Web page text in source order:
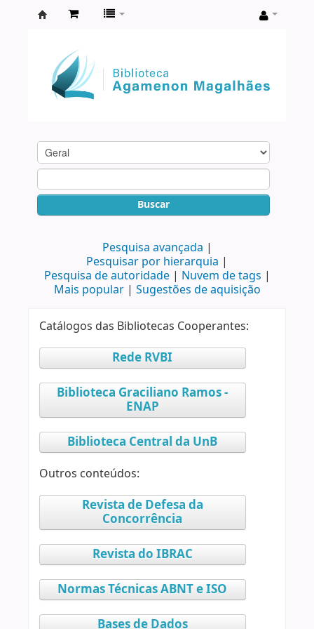
Agamenon
Magalhães
Buscar
Pesquisa avançada
Pesquisar por hierarquia
Pesquisa de autoridade
Nuvem de tags
Mais popular
Sugestões de aquisição
Catálogos das Bibliotecas Cooperantes:
Rede RVBI
Biblioteca Graciliano Ramos -
ENAP
Biblioteca Central da UnB
Outros conteúdos:
Revista de Defesa da
Concorrência
Revista do IBRAC
Normas Técnicas ABNT e ISO
Bases de Dados